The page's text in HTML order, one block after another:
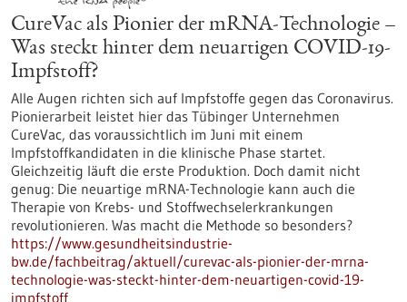
CureVac als Pionier der mRNA-Technologie –
Was steckt hinter dem neuartigen COVID-19-
Impfstoff?
Alle Augen richten sich auf Impfstoffe gegen das Coronavirus.
Pionierarbeit leistet hier das Tübinger Unternehmen
CureVac, das voraussichtlich im Juni mit einem
Impfstoffkandidaten in die klinische Phase startet.
Gleichzeitig läuft die erste Produktion. Doch damit nicht
genug: Die neuartige mRNA-Technologie kann auch die
Therapie von Krebs- und Stoffwechselerkrankungen
revolutionieren. Was macht die Methode so besonders?
https://www.gesundheitsindustrie-
bw.de/fachbeitrag/aktuell/curevac-als-pionier-der-mrna-
technologie-was-steckt-hinter-dem-neuartigen-covid-19-
impfstoff